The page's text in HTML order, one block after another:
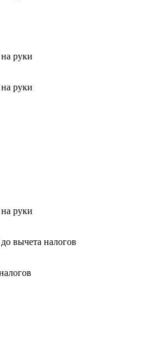
руки
руки
руки
вычета налогов